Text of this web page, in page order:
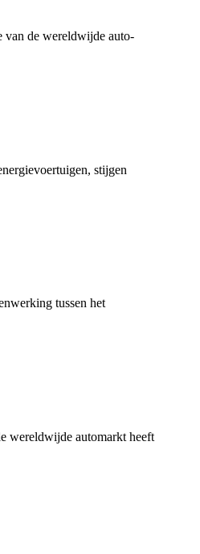
van de wereldwijde auto-
stijgen
tussen het
wereldwijde automarkt heeft